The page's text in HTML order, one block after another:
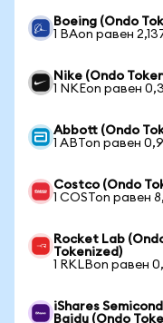
Boeing (Ondo
1 BAon равен
Nike (Ondo
1 NKEon равен
Abbott (Ondo
1 ABTon равен
Costco (Ondo
1 COSTon равен
Rocket Lab
Tokenized)
1 RKLBon равен
iShares
Baidu (Ondo